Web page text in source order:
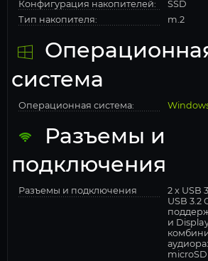
Конфигурация накопителей:
SSD
Тип накопителя:
m.2
система
Операционная система:
Разъемы и
подключения
Разъемы и подключения
2 x USB
USB 3.2
и
microSD